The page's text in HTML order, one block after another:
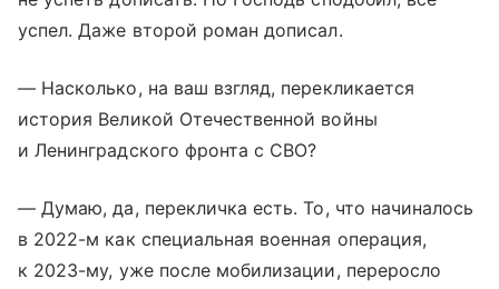
успел. Даже второй роман дописал.
— Насколько, на ваш взгляд, перекликается
история Великой Отечественной войны
и Ленинградского фронта с СВО?
— Думаю, да, перекличка есть. То, что начиналось
в 2022-м как специальная военная операция,
к 2023-му, уже после мобилизации, переросло